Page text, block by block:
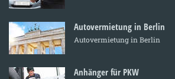
Autovermietung in Berlin
Autovermietung in Berlin
Anhänger für PKW